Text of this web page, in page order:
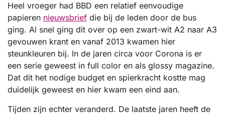
Heel vroeger had BBD een relatief eenvoudige
papieren nieuwsbrief die bij de leden door de bus
ging. Al snel ging dit over op een zwart-wit A2 naar A3
gevouwen krant en vanaf 2013 kwamen hier
steunkleuren bij. In de jaren circa voor Corona is er
een serie geweest in full color en als glossy magazine.
Dat dit het nodige budget en spierkracht kostte mag
duidelijk geweest en hier kwam een eind aan.
Tijden zijn echter veranderd. De laatste jaren heeft de